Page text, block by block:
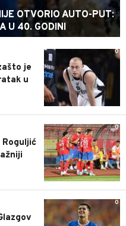
OTVORIO AUTO-PUT:
U 40. GODINI
0
je
u
0
0